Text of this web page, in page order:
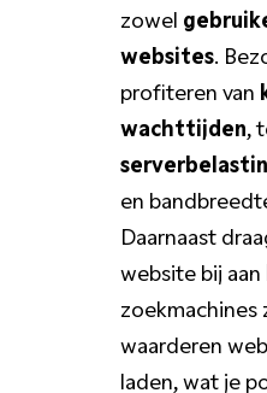
zowel
websites.
profiteren van
wachttijden,
en
Daarnaast
website bij aan
zoekmachines
waarderen
laden, wat je